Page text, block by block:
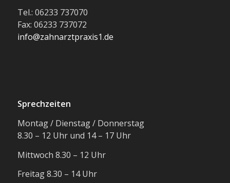
Tel.: 06233 737070
Fax: 06233 737072
info@zahnarztpraxis1.de
Sprechzeiten
Montag / Dienstag / Donnerstag
8.30 – 12 Uhr und 14 – 17 Uhr
Mittwoch 8.30 – 12 Uhr
Freitag 8.30 – 14 Uhr